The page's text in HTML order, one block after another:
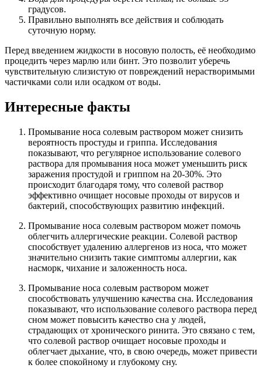
градусов.
Правильно выполнять все действия и соблюдать
суточную норму.
Перед введением жидкости в носовую полость, её необходимо
процедить через марлю или бинт. Это позволит уберечь
чувствительную слизистую от повреждений нерастворимыми
частичками соли или осадком от воды.
Интересные факты
Промывание носа солевым раствором может снизить
вероятность простуды и гриппа. Исследования
показывают, что регулярное использование солевого
раствора для промывания носа может уменьшить риск
заражения простудой и гриппом на 20-30%. Это
происходит благодаря тому, что солевой раствор
эффективно очищает носовые проходы от вирусов и
бактерий, способствующих развитию инфекций.
Промывание носа солевым раствором может помочь
облегчить аллергические реакции. Солевой раствор
способствует удалению аллергенов из носа, что может
значительно снизить такие симптомы аллергии, как
насморк, чихание и заложенность носа.
Промывание носа солевым раствором может
способствовать улучшению качества сна. Исследования
показывают, что использование солевого раствора перед
сном может повысить качество сна у людей,
страдающих от хронического ринита. Это связано с тем,
что солевой раствор очищает носовые проходы и
облегчает дыхание, что, в свою очередь, может привести
к более спокойному и глубокому сну.